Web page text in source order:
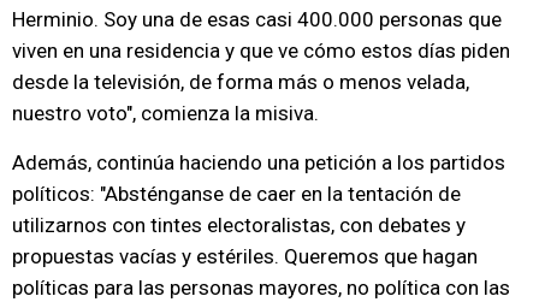
Herminio. Soy una de esas casi 400.000 personas que
viven en una residencia y que ve cómo estos días piden
desde la televisión, de forma más o menos velada,
nuestro voto", comienza la misiva.
Además, continúa haciendo una petición a los partidos
políticos: "Absténganse de caer en la tentación de
utilizarnos con tintes electoralistas, con debates y
propuestas vacías y estériles. Queremos que hagan
políticas para las personas mayores, no política con las